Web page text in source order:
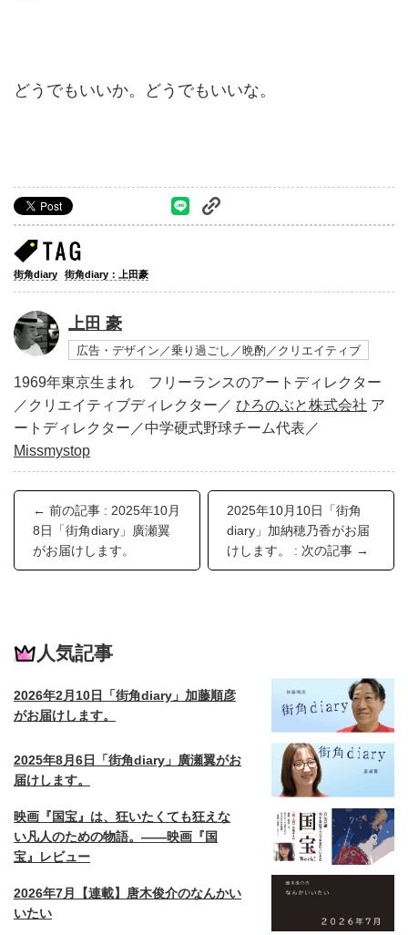
どうでもいいか。どうでもいいな。
街角diary 街角diary：上田豪
上田 豪
広告・デザイン／乗り過ごし／晩酌／クリエイティブ
1969年東京生まれ フリーランスのアートディレクター
／クリエイティブディレクター／ ひろのぶと株式会社 ア
ートディレクター／中学硬式野球チーム代表／
Missmystop
← 前の記事 : 2025年10月
8日「街角diary」廣瀬翼
がお届けします。
2025年10月10日「街角
diary」加納穂乃香がお届
けします。 : 次の記事 →
人気記事
2026年2月10日「街角diary」加藤順彦
がお届けします。
2025年8月6日「街角diary」廣瀬翼がお
届けします。
映画『国宝』は、狂いたくても狂えな
い凡人のための物語。——映画『国
宝』レビュー
2026年7月【連載】唐木俊介のなんかい
いたい